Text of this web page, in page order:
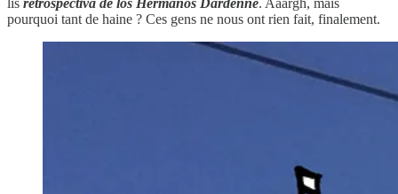
pourquoi tant de haine ? Ces gens ne nous ont rien fait, finalement.